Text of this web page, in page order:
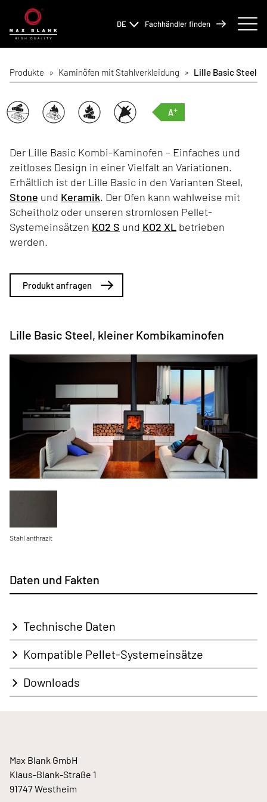
DE Fachhändler finden
Produkte » Kaminöfen mit Stahlverkleidung » Lille Basic Steel
A+
Der Lille Basic Kombi-Kaminofen – Einfaches und
zeitloses Design in einer Vielfalt an Variationen.
Erhältlich ist der Lille Basic in den Varianten Steel,
Stone und Keramik. Der Ofen kann wahlweise mit
Scheitholz oder unseren stromlosen Pellet-
Systemeinsätzen KO2 S und KO2 XL betrieben
werden.
Produkt anfragen
Lille Basic Steel, kleiner Kombikaminofen
Stahl anthrazit
Daten und Fakten
Technische Daten
Kompatible Pellet-Systemeinsätze
Downloads
Max Blank GmbH
Klaus-Blank-Straße 1
91747 Westheim